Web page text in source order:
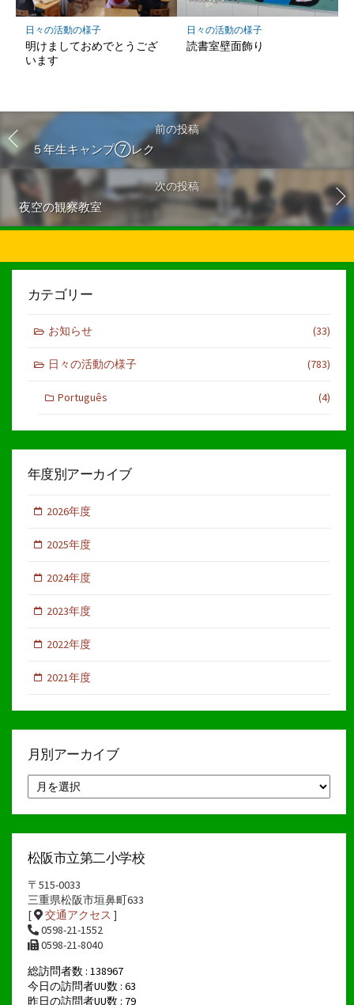
日々の活動の様子
明けましておめでとうござ
います
日々の活動の様子
読書室壁面飾り
前の投稿
５年生キャンプ⑦レク
次の投稿
夜空の観察教室
カテゴリー
お知らせ (33)
日々の活動の様子 (783)
Português (4)
年度別アーカイブ
2026年度
2025年度
2024年度
2023年度
2022年度
2021年度
月別アーカイブ
別
イ
松阪市立第二小学校
〒515-0033
三重県松阪市垣鼻町633
[
交通アクセス ]
0598-21-1552
0598-21-8040
総訪問者数 : 138967
今日の訪問者UU数 : 63
昨日の訪問者UU数 : 79